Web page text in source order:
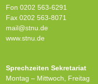
Fon 0202 563-6291
Fax 0202 563-8071
mail@stnu.de
www.stnu.de
Sprechzeiten Sekretariat
Montag – Mittwoch, Freitag